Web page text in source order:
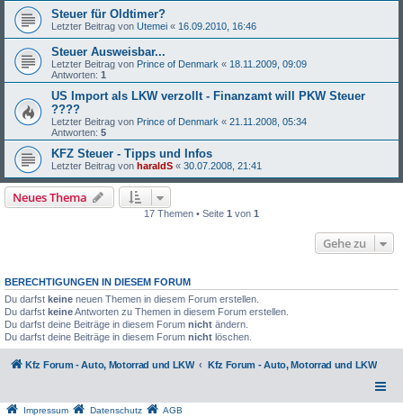
Steuer für Oldtimer?
Letzter Beitrag von Utemei « 16.09.2010, 16:46
Steuer Ausweisbar...
Letzter Beitrag von Prince of Denmark « 18.11.2009, 09:09
Antworten: 1
US Import als LKW verzollt - Finanzamt will PKW Steuer
????
Letzter Beitrag von Prince of Denmark « 21.11.2008, 05:34
Antworten: 5
KFZ Steuer - Tipps und Infos
Letzter Beitrag von haraldS « 30.07.2008, 21:41
Neues Thema
17 Themen • Seite 1 von 1
Gehe zu
BERECHTIGUNGEN IN DIESEM FORUM
Du darfst keine neuen Themen in diesem Forum erstellen.
Du darfst keineAntworten zu Themen in diesem Forum erstellen.
Du darfst deine Beiträge in diesem Forum nicht ändern.
Du darfst deine Beiträge in diesem Forum nicht löschen.
Kfz Forum - Auto, Motorrad und LKW Kfz Forum - Auto, Motorrad und LKW
Impressum Datenschutz
AGB